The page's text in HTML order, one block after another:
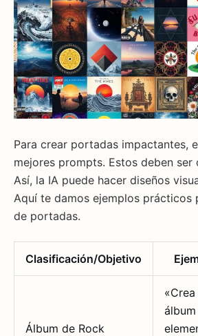
Para crear portadas impactantes,
mejores prompts. Estos deben ser
Así, la IA puede hacer diseños
Aquí te damos ejemplos prácticos
de portadas.
Clasificación/Objetivo
Álbum de Rock